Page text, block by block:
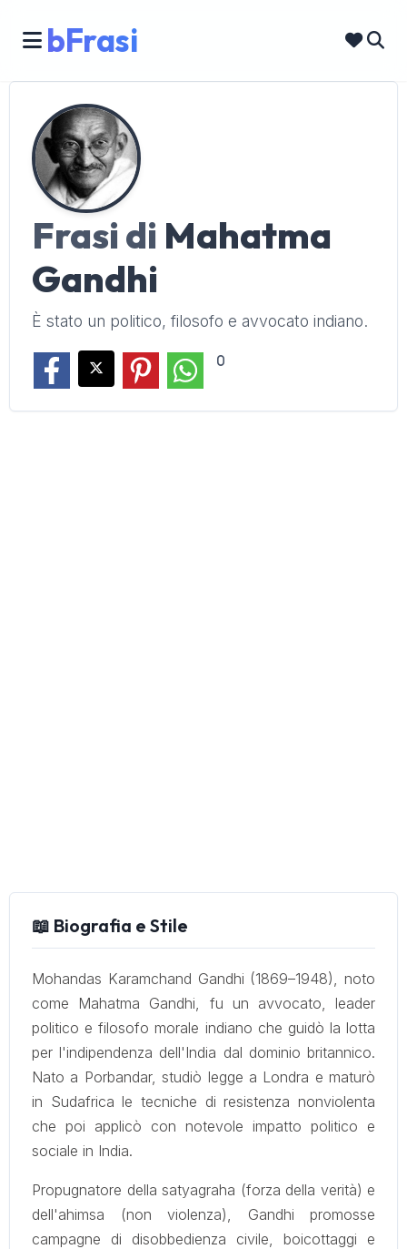
bFrasi
Frasi di Mahatma
Gandhi
È stato un politico, filosofo e avvocato indiano.
0
📖 Biografia e Stile
Mohandas Karamchand Gandhi (1869–1948), noto
come Mahatma Gandhi, fu un avvocato, leader
politico e filosofo morale indiano che guidò la lotta
per l'indipendenza dell'India dal dominio britannico.
Nato a Porbandar, studiò legge a Londra e maturò
in Sudafrica le tecniche di resistenza nonviolenta
che poi applicò con notevole impatto politico e
sociale in India.
Propugnatore della satyagraha (forza della verità) e
dell'ahimsa (non violenza), Gandhi promosse
campagne di disobbedienza civile, boicottaggi e